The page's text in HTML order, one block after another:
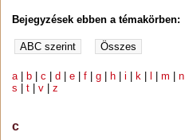
Bejegyzések ebben a témakörben:
a| b |c |d |e |f |g h |i k |m |n
s |t |v |z
c